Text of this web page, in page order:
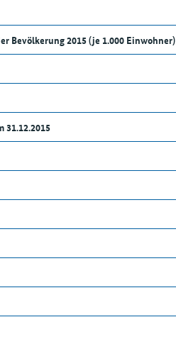
Bevölkerung 2015 (je 1.000 Einwohner)
31.12.2015